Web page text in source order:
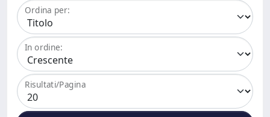
Ordina per:
In ordine:
Risultati/Pagina